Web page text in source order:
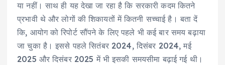
या नहीं। साथ ही यह देखा जा रहा है कि सरकारी कदम कितने
प्रभावी थे और लोगों की शिकायतों में कितनी सच्चाई है। बता दें
कि, आयोग को रिपोर्ट सौंपने के लिए पहले भी कई बार समय बढ़ाया
जा चुका है। इससे पहले सितंबर 2024, दिसंबर 2024, मई
2025 और दिसंबर 2025 में भी इसकी समयसीमा बढ़ाई गई थी।